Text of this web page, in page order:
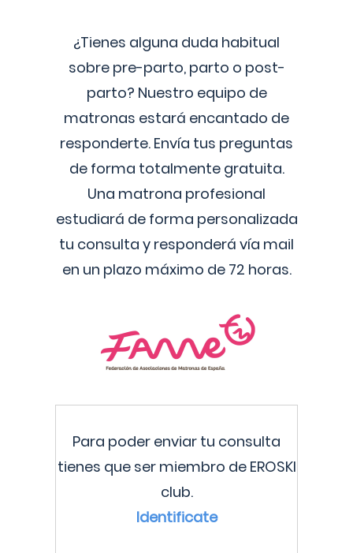
¿Tienes alguna duda habitual
sobre pre-parto, parto o post-
parto? Nuestro equipo de
matronas estará encantado de
responderte. Envía tus preguntas
de forma totalmente gratuita.
Una matrona profesional
estudiará de forma personalizada
tu consulta y responderá vía mail
en un plazo máximo de 72 horas.
Para poder enviar tu consulta
tienes que ser miembro de EROSKI
club.
Identificate